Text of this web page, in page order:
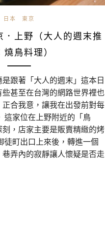
日本 東京
．上野（大人的週末推
燒鳥料理）
跟著「大人的週末」這本日
甚至在台灣的網路世界裡也
合我意，讓我在出發前對每
這家位在上野附近的「鳥
，店家主要是販賣精緻的烤
徒町出口上來後，轉進一個
弄內的寂靜讓人懷疑是否走